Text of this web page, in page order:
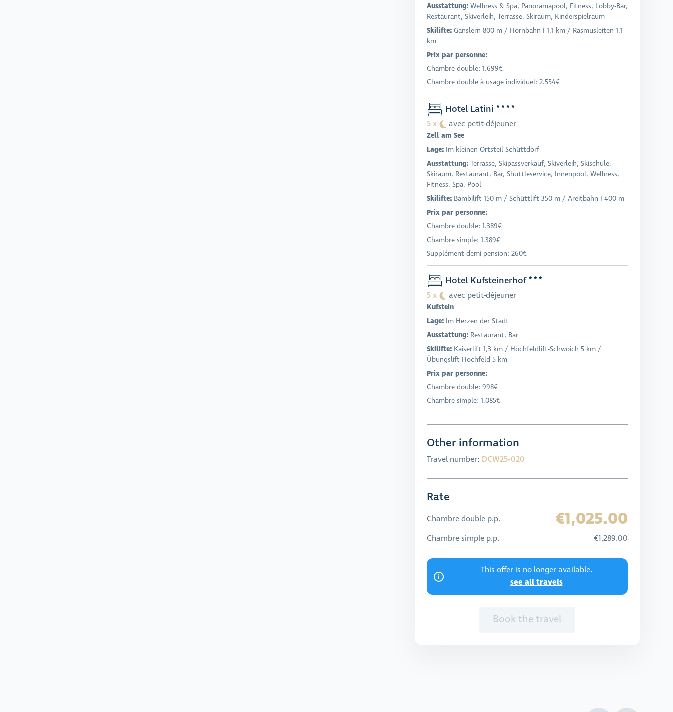
Ausstattung: Wellness & Spa, Panoramapool, Fitness, Lobby-Bar,
Restaurant, Skiverleih, Terrasse, Skiraum, Kinderspielraum
Skilifte: Ganslern 800 m / Hornbahn I 1,1 km / Rasmusleiten 1,1
km
Prix par personne:
Chambre double: 1.699€
Chambre double à usage individuel: 2.554€
Hotel Latini
5 x avec petit-déjeuner
Zell am See
Lage: Im kleinen Ortsteil Schüttdorf
Ausstattung: Terrasse, Skipassverkauf, Skiverleih, Skischule,
Skiraum, Restaurant, Bar, Shuttleservice, Innenpool, Wellness,
Fitness, Spa, Pool
Skilifte: Bambilift 150 m / Schüttlift 350 m / Areitbahn I 400 m
Prix par personne:
Chambre double: 1.389€
Chambre simple: 1.389€
Supplément demi-pension: 260€
Hotel Kufsteinerhof
5 x avec petit-déjeuner
Kufstein
Lage: Im Herzen der Stadt
Ausstattung: Restaurant, Bar
Skilifte: Kaiserlift 1,3 km / Hochfeldlift-Schwoich 5 km /
Übungslift Hochfeld 5 km
Prix par personne:
Chambre double: 998€
Chambre simple: 1.085€
Other information
Travel number: DCW25-020
Rate
Chambre double p.p. €1,025.00
Chambre simple p.p. €1,289.00
This offer is no longer available.
see all travels
Book the travel